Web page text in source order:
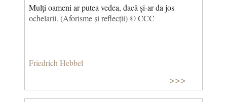
Mulţi oameni ar putea vedea, dacă şi-ar da jos
ochelarii. (Aforisme și reflecții) © CCC
Friedrich Hebbel
>>>